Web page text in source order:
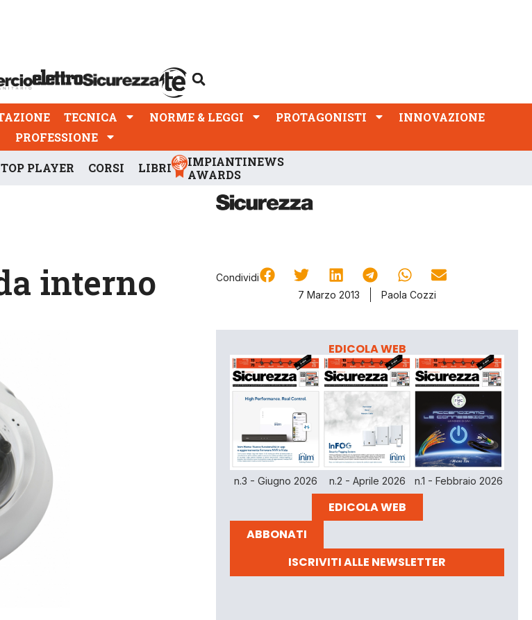
TECNICA NORME & LEGGI PROTAGONISTI
INNOVAZIONE
PROFESSIONE
TOP PLAYER CORSI LIBRI
IMPIANTINEWS
AWARDS
interno
Condividi
7 Marzo 2013
Paola Cozzi
EDICOLA WEB
n.3 - Giugno 2026 n.2 - Aprile 2026 n.1 - Febbraio 2026
EDICOLA WEB
ABBONATI
ISCRIVITI ALLE NEWSLETTER